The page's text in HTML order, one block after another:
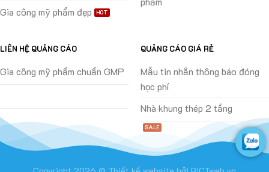
Gia công mỹ phẩm đẹp
LIÊN HỆ QUẢNG CÁO
Gia công mỹ phẩm chuẩn GMP
QUẢNG CÁO GIÁ RẺ
Mẫu tin nhắn thông báo đóng
học phí
Nhà khung thép 2 tầng